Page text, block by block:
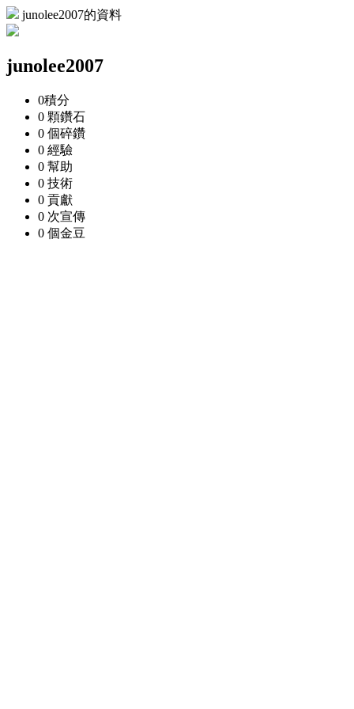
junolee2007的資料
junolee2007
0積分
0 顆鑽石
0 個碎鑽
0 經驗
0 幫助
0 技術
0 貢獻
0 次宣傳
0 個金豆